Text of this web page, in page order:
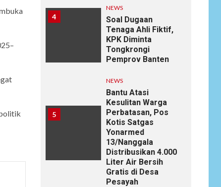
4
NEWS
Soal Dugaan
Tenaga Ahli Fiktif,
KPK Diminta
Tongkrongi
Pemprov Banten
5
NEWS
Bantu Atasi
Kesulitan Warga
Perbatasan, Pos
Kotis Satgas
Yonarmed
13/Nanggala
Distribusikan 4.000
Liter Air Bersih
Gratis di Desa
Pesayah